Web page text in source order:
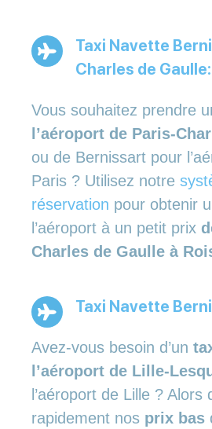
Taxi Navette
Charles de Gaulle:
Vous souhaitez prendre
l’aéroport de Paris-
ou de Bernissart pour
Paris ? Utilisez notre
réservation pour obtenir
l’aéroport à un petit prix
Charles de Gaulle à
Taxi Navette
Avez-vous besoin d’un
l’aéroport de Lille-
l’aéroport de Lille ? Alors
rapidement nos prix bas